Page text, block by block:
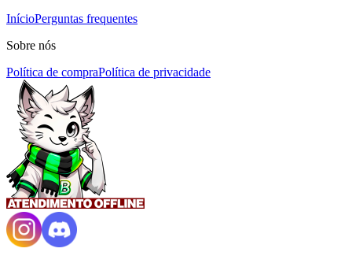
InícioPerguntas frequentes
Sobre nós
Política de compraPolítica de privacidade